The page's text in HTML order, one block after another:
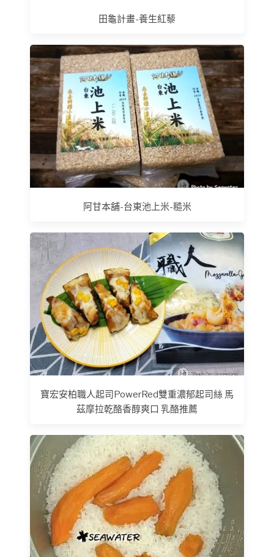
田龜計畫-養生紅藜
阿甘本舖-台東池上米-糙米
寶宏安柏職人起司PowerRed雙重濃郁起司絲 馬
茲摩拉乾酪香醇爽口 乳酪推薦